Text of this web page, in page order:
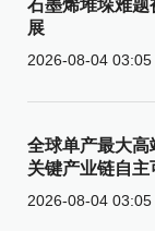
石墨烯堆垛难
展
2026-08-04 03:05
全球单产最大高
关键产业链自主
2026-08-04 03:05